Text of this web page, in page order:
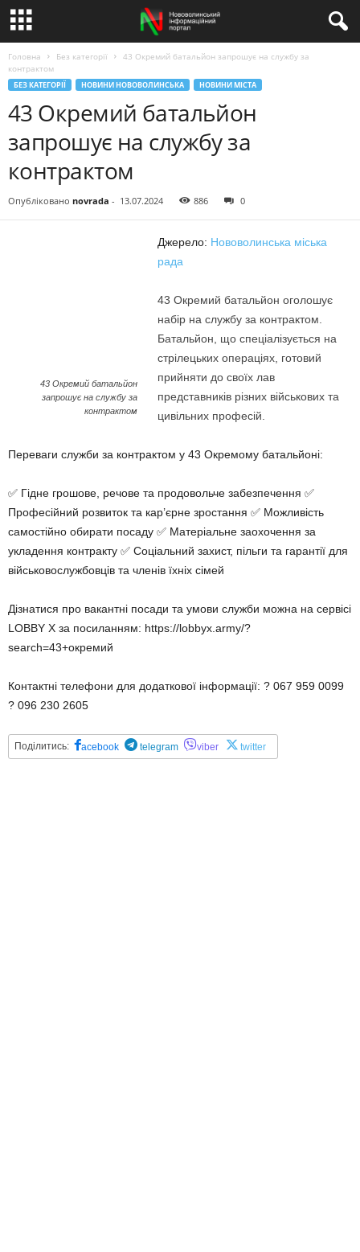
Головна Без категорії
43 Окремий батальйон запрошує на службу за
контрактом
БЕЗ КАТЕГОРІЇ НОВИНИ НОВОВОЛИНСЬКА НОВИНИ МІСТА
43 Окремий батальйон
запрошує на службу за
контрактом
Опубліковано novrada - 13.07.2024 886 0
43 Окремий батальйон
запрошує на службу за
контрактом
Джерело: Нововолинська міська
рада
43 Окремий батальйон оголошує
набір на службу за контрактом.
Батальйон, що спеціалізується на
стрілецьких операціях, готовий
прийняти до своїх лав
представників різних військових та
цивільних професій.
Переваги служби за контрактом у 43 Окремому батальйоні:
✅ Гідне грошове, речове та продовольче забезпечення ✅
Професійний розвиток та кар’єрне зростання ✅ Можливість
самостійно обирати посаду ✅ Матеріальне заохочення за
укладення контракту ✅ Соціальний захист, пільги та гарантії для
військовослужбовців та членів їхніх сімей
Дізнатися про вакантні посади та умови служби можна на сервісі
LOBBY X за посиланням: https://lobbyx.army/?
search=43+окремий
Контактні телефони для додаткової інформації: ? 067 959 0099
? 096 230 2605
Поділитись: acebook telegram viber twitter